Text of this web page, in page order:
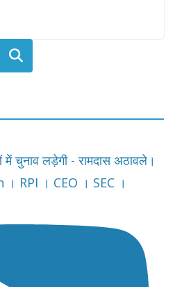
चुनाव लड़ेगी - रामदास अठावले।
RPI । CEO । SEC ।